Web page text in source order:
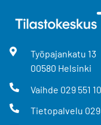
Työpajankatu 13
00580 Helsinki
Vaihde 029 551
Tietopalvelu